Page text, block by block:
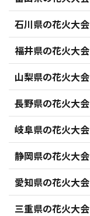
石川県の花火大会
福井県の花火大会
山梨県の花火大会
長野県の花火大会
岐阜県の花火大会
静岡県の花火大会
愛知県の花火大会
三重県の花火大会